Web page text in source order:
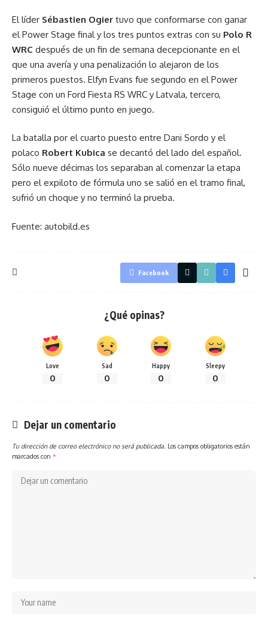
El líder Sébastien Ogier tuvo que conformarse con ganar
el Power Stage final y los tres puntos extras con su Polo R
WRC después de un fin de semana decepcionante en el
que una avería y una penalización lo alejaron de los
primeros puestos. Elfyn Evans fue segundo en el Power
Stage con un Ford Fiesta RS WRC y Latvala, tercero,
consiguió el último punto en juego.
La batalla por el cuarto puesto entre Dani Sordo y el
polaco Robert Kubica se decantó del lado del español.
Sólo nueve décimas los separaban al comenzar la etapa
pero el expiloto de fórmula uno se salió en el tramo final,
sufrió un choque y no terminó la prueba.
Fuente: autobild.es
Facebook
¿Qué opinas?
Love
0
Sad
0
Happy
0
Sleepy
0
Dejar un comentario
Tu dirección de correo electrónico no será publicada. Los campos obligatorios están
marcados con *